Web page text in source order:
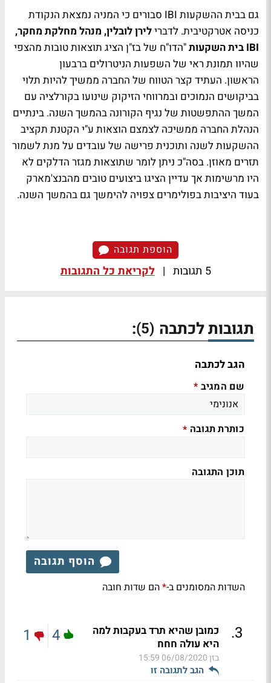
גם בבית ההשקעות IBI סבורים כי המניה נמצאת הנקודת
כניסה אטרקטיבית. לדברילירן לובלין, מנהל מחלקת מחקר,
IBI בית השקעות
"הדו"ח של בז"ן הציג תוצאות טובות מהצפי
שהיוו תמונת ראי של השפעות הניטרולים ברבעון
הראשון. העתיד קצר הטווח של החברה ממשיך להיות תלוי
בביקושים הנמוכים ובמרווחי הזיקוק שינועו בקורלציה עם
המשך ההתפשטות של נגיף הקורונה בהמשך השנה. בינתיים
הנהלת החברה ממשיכה לצמצם הוצאות ע"י הקטנת תקציב
ההשקעות לשנה ותוכנית פרישה של עובדים על מנת לשמור
תזרים מאוזן. בסה"כ ניתן לומר שתוצאות מגזר הדלקים לא
היו מרשימות אך עדיין הציגו ביצועים טובים מהבנצ'מארק
בעוד היציבות בפולימרים צפויה להימשך גם בהמשך השנה.
הוספת תגובה
5 תגובות | לקריאת כל התגובות
תגובות לכתבה (5)
:
הגב לכתבה
שם המגיב *
כותרת תגובה *
תוכן התגובה
הוסף תגובה
השדות המסומנים ב-*הם שדות חובה
3
.
כמובן שהיא תרד בעקבות למה
היא עולה חחח
בזן06/08/2020 15:59
הגב לתגובה זו
4
1